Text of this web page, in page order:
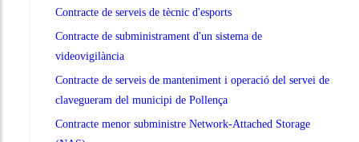
Contracte de serveis de tècnic d'esports
Contracte de subministrament d'un sistema de
videovigilància
Contracte de serveis de manteniment i operació del servei de
clavegueram del municipi de Pollença
Contracte menor subministre Network-Attached Storage